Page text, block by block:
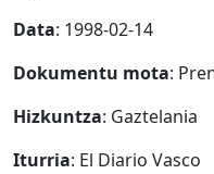
Data: 1998-02-14
Dokumentu mota:
Hizkuntza: Gaztelania
Iturria: El Diario Vasco